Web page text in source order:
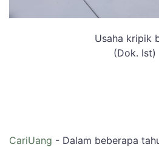
Usaha kripik
(Dok. Ist)
CariUang - Dalam beberapa